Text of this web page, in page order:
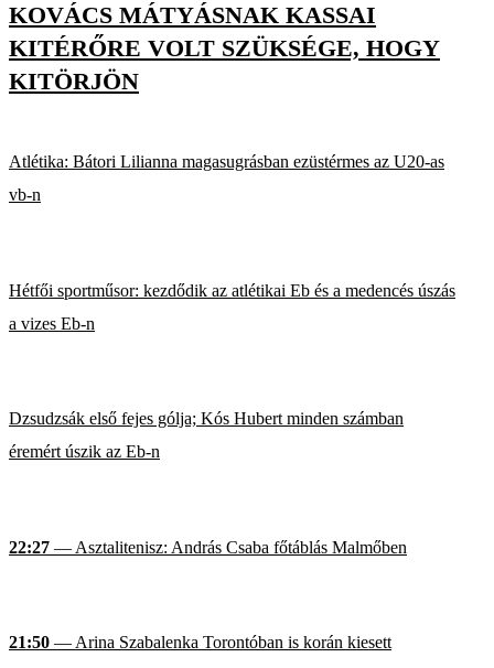
KOVÁCS MÁTYÁSNAK KASSAI
KITÉRŐRE VOLT SZÜKSÉGE, HOGY
KITÖRJÖN
Atlétika: Bátori Lilianna magasugrásban ezüstérmes az U20-as
vb-n
Hétfői sportműsor: kezdődik az atlétikai Eb és a medencés úszás
a vizes Eb-n
Dzsudzsák első fejes gólja; Kós Hubert minden számban
éremért úszik az Eb-n
22:27 — Asztalitenisz: András Csaba főtáblás Malmőben
21:50 — Arina Szabalenka Torontóban is korán kiesett